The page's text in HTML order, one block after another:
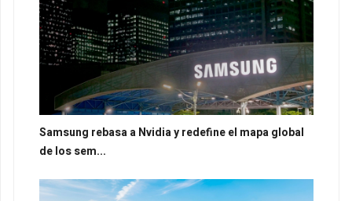
Samsung rebasa a Nvidia y redefine el mapa global
de los sem...